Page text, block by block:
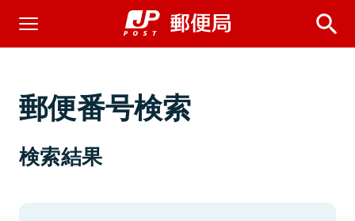
郵便番号検索
検索結果